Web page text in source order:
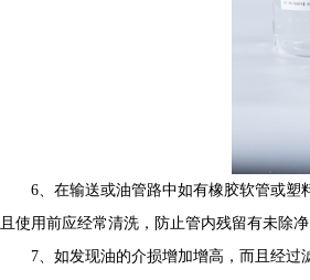
6、在输送或油管路中如有橡胶软管或
且使用前应经常清洗，防止管内残留有未除净
7、如发现油的介损增加增高，而且经